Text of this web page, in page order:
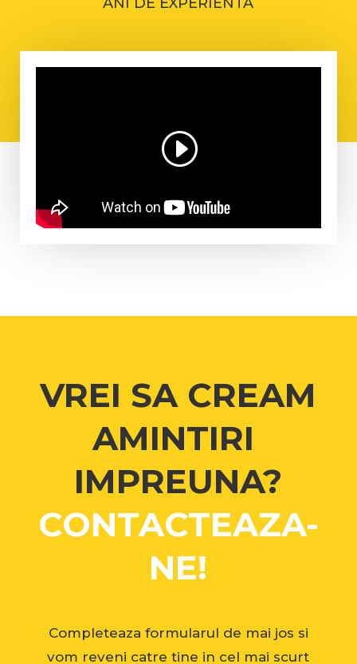
VREI SA CREAM
AMINTIRI
IMPREUNA?
CONTACTEAZA-
NE!
Completeaza formularul de mai jos si
vom reveni catre tine in cel mai scurt